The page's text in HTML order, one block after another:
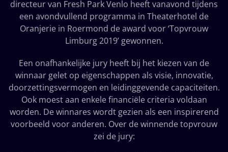
directeur van Fresh Park Venlo heeft vanavond tijdens
een avondvullend programma in Theaterhotel de
Oranjerie in Roermond de award voor ‘Topvrouw
Limburg 2019’ gewonnen.
Een onafhankelijke jury heeft bij het kiezen van de
winnaar gelet op eigenschappen als visie, innovatie,
doorzettingsvermogen en leidinggevende capaciteiten.
Ook moest aan enkele financiële criteria voldaan
worden. De winnares wordt gezien als een inspirerend
voorbeeld voor anderen. Over de winnende topvrouw
zei de jury: